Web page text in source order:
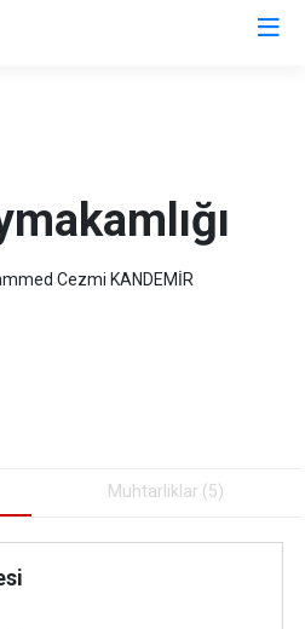
Cezmi KANDEMİR
Muhtarliklar (5)